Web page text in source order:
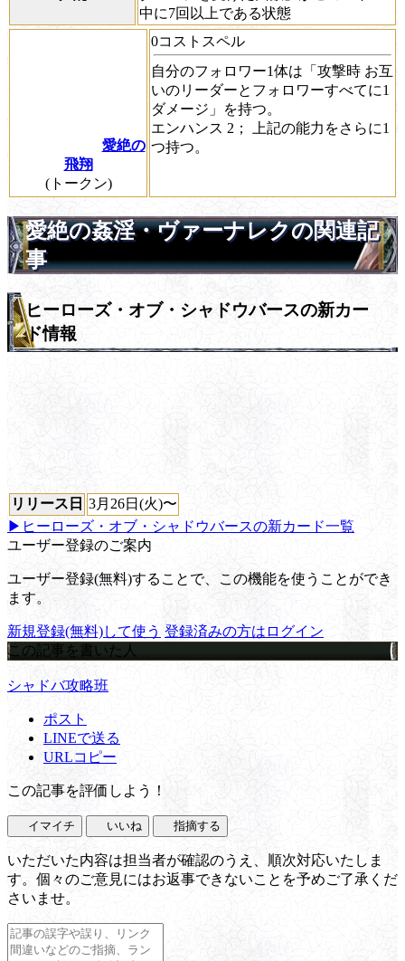
中に7回以上である状態
愛絶の
飛翔
(トークン)
0コストスペル
自分のフォロワー1体は「 攻撃時 お互
いのリーダーとフォロワーすべてに1
ダメージ」を持つ。
エンハンス 2； 上記の能力をさらに1
つ持つ。
愛絶の姦淫・ヴァーナレクの関連記
事
ヒーローズ・オブ・シャドウバースの新カー
ド情報
リリース日 3月26日(火)〜
▶ヒーローズ・オブ・シャドウバースの新カード一覧
ユーザー登録のご案内
ユーザー登録(無料)することで、この機能を使うことができ
ます。
新規登録(無料)して使う 登録済みの方はログイン
この記事を書いた人
シャドバ攻略班
ポスト
LINEで送る
URLコピー
この記事を評価しよう！
イマイチ いいね 指摘する
いただいた内容は担当者が確認のうえ、順次対応いたしま
す。個々のご意見にはお返事できないことを予めご了承くだ
さいませ。